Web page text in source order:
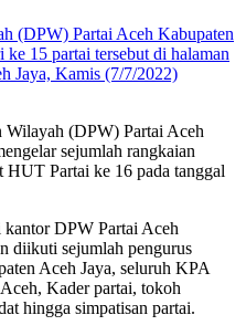
(DPW) Partai Aceh Kabupaten
15 partai tersebut di halaman
Jaya, Kamis (7/7/2022)
Wilayah (DPW) Partai Aceh
sejumlah rangkaian
HUT Partai ke 16 pada tanggal
kantor DPW Partai Aceh
diikuti sejumlah pengurus
Aceh Jaya, seluruh KPA
Kader partai, tokoh
hingga simpatisan partai.